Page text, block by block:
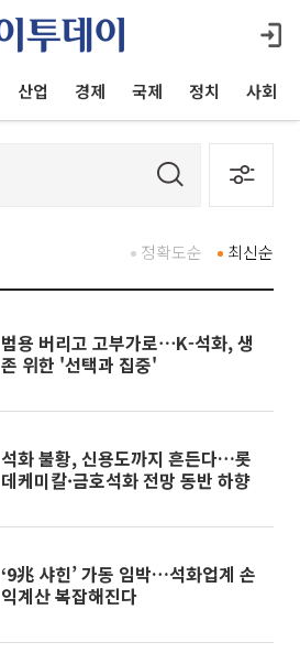
산업 경제 국제 정치 사회
최신순
정확도순
범용 버리고 고부가로⋯K-석화, 생
존 위한 '선택과 집중'
석화 불황, 신용도까지 흔든다…롯
데케미칼·금호석화 전망 동반 하향
‘9兆 샤힌’ 가동 임박…석화업계 손
익계산 복잡해진다